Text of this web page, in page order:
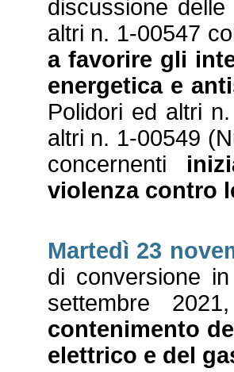
discussione delle
altri n. 1-00547
a favorire gli
energetica e
Polidori ed altri
altri n. 1-00549
concernenti
violenza contro
Martedì 23
di conversione
settembre
contenimento
elettrico e del